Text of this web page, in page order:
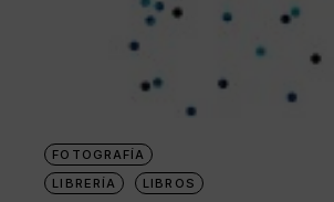
FOTOGRAFÍA
LIBRERÍA
LIBROS